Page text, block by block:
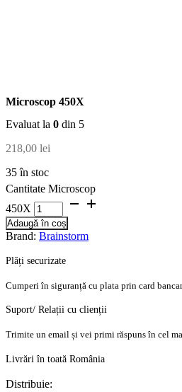
Microscop 450X
Evaluat la 0 din 5
218,00 lei
35 în stoc
Cantitate Microscop
450X
Adaugă în coș
Brand: Brainstorm
Plăți securizate
Cumperi în siguranță cu plata prin card bancar
Suport/ Relații cu clienții
Trimite un email și vei primi răspuns în cel
Livrări în toată România
Distribuie: